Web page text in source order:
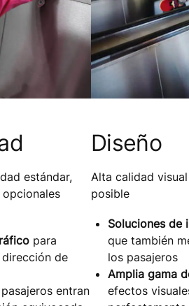
estándar,
para
de
entran
Diseño
Alta calidad
posible
Soluciones de
que también
los pasajeros
Amplia gama
efectos